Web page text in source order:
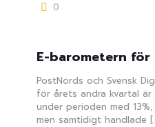
0
E-barometern för
PostNords och Svensk
för årets andra kvartal
under perioden med
men samtidigt handlade